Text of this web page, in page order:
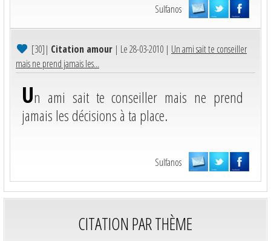
Sulfanos
[30]| Citation amour | Le 28-03-2010 | Un ami sait te conseiller
mais ne prend jamais les...
Un ami sait te conseiller mais ne prend
jamais les décisions à ta place.
Sulfanos
CITATION PAR THÈME